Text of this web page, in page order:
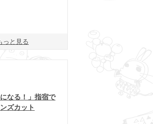
っと見る
なる！」指宿で
ズカット